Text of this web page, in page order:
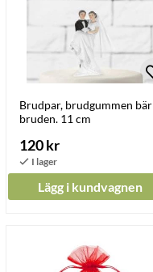
Brudpar, brudgummen bär
bruden. 11 cm
120 kr
Lägg i kundvagnen